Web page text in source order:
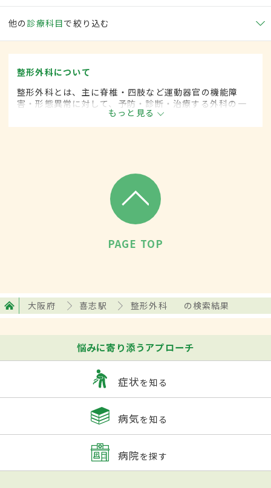
他の 診療科目で絞り込む
整形外科について
整形外科とは、主に脊椎・四肢など運動器官の機能障
害・形態異常に対して、予防・診断・治療する外科の一
もっと見る
PAGE TOP
大阪府 喜志駅 整形外科 の検索結果
悩みに寄り添うアプローチ
症状を知る
病気を知る
病院を探す